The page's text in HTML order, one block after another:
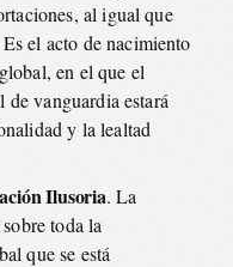
al igual que
el acto de nacimiento
en el que el
vanguardia estará
y la lealtad
Ilusoria. La
toda la
que se está